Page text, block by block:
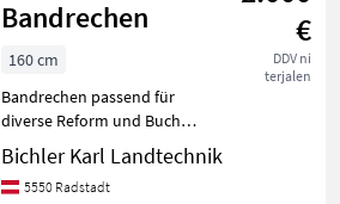
Bandrechen
€
DDV ni
terjalen
160 cm
Bandrechen passend für
diverse Reform und Bucher
Motormäher mit Aufnahme
laut Fotos, 2-reihig, Breite
160cm Stroji z motorji
Bichler Karl Landtechnik
5550 Radstadt